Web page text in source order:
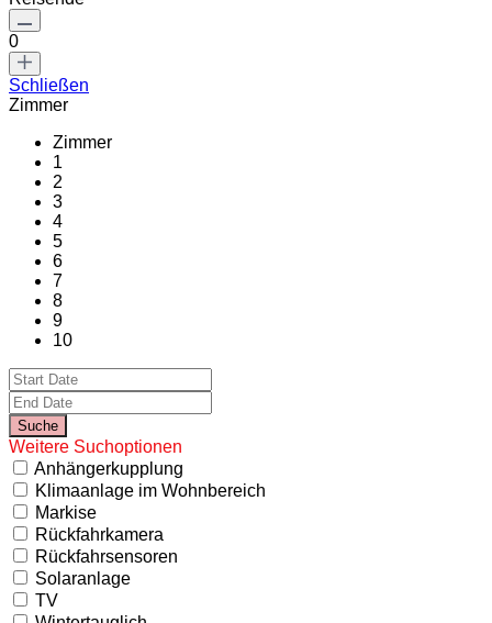
0
Schließen
Zimmer
Zimmer
1
2
3
4
5
6
7
8
9
10
Weitere Suchoptionen
Anhängerkupplung
Klimaanlage im Wohnbereich
Markise
Rückfahrkamera
Rückfahrsensoren
Solaranlage
TV